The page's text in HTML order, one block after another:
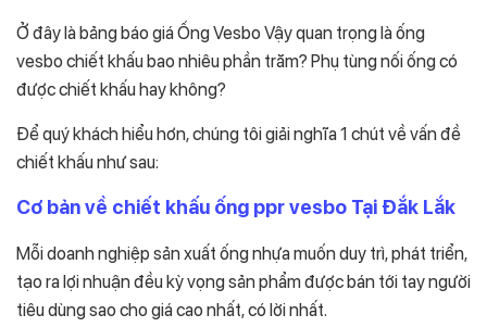
Ở đây là bảng báo giá Ống Vesbo Vậy quan trọng là ống
vesbo chiết khấu bao nhiêu phần trăm? Phụ tùng nối ống có
được chiết khấu hay không?
Để quý khách hiểu hơn, chúng tôi giải nghĩa 1 chút về vấn đề
chiết khấu như sau:
Cơ bản về chiết khấu ống ppr vesbo Tại Đắk Lắk
Mỗi doanh nghiệp sản xuất ống nhựa muốn duy trì, phát triển,
tạo ra lợi nhuận đều kỳ vọng sản phẩm được bán tới tay người
tiêu dùng sao cho giá cao nhất, có lời nhất.